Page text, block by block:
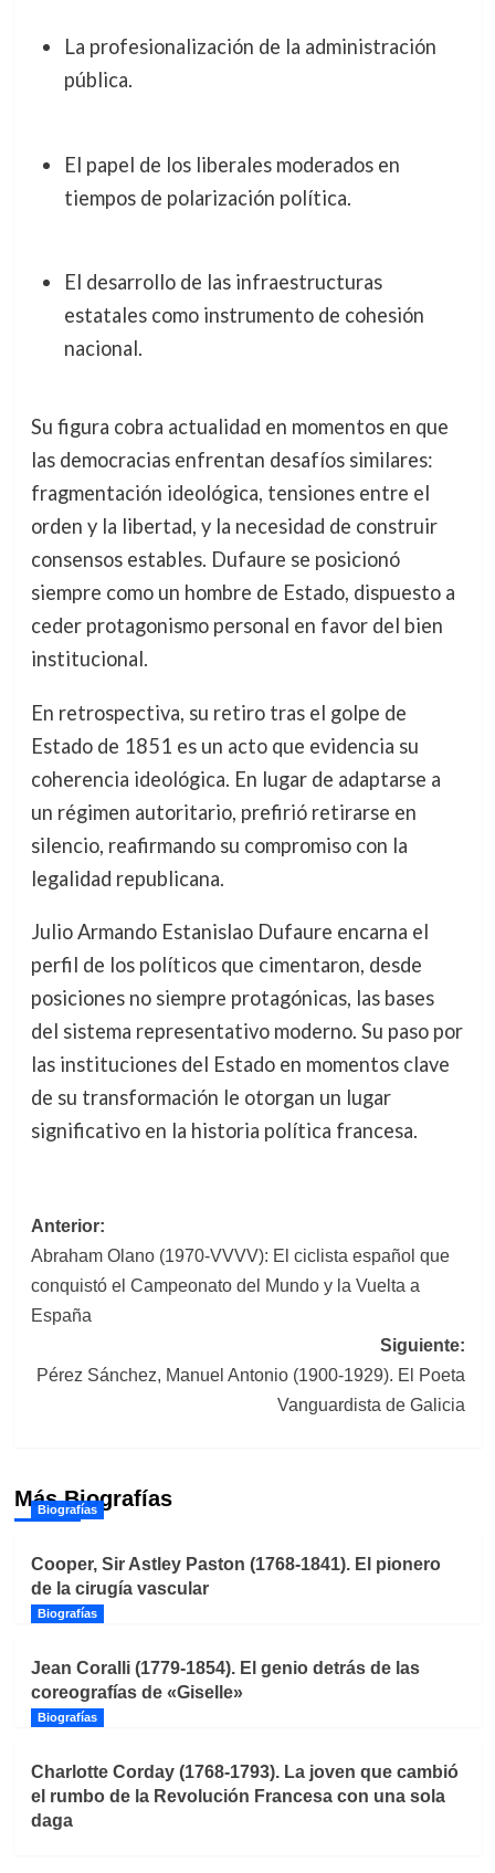
La profesionalización de la administración
pública.
El papel de los liberales moderados en
tiempos de polarización política.
El desarrollo de las infraestructuras
estatales como instrumento de cohesión
nacional.
Su figura cobra actualidad en momentos en que
las democracias enfrentan desafíos similares:
fragmentación ideológica, tensiones entre el
orden y la libertad, y la necesidad de construir
consensos estables. Dufaure se posicionó
siempre como un hombre de Estado, dispuesto a
ceder protagonismo personal en favor del bien
institucional.
En retrospectiva, su retiro tras el golpe de
Estado de 1851 es un acto que evidencia su
coherencia ideológica. En lugar de adaptarse a
un régimen autoritario, prefirió retirarse en
silencio, reafirmando su compromiso con la
legalidad republicana.
Julio Armando Estanislao Dufaure encarna el
perfil de los políticos que cimentaron, desde
posiciones no siempre protagónicas, las bases
del sistema representativo moderno. Su paso por
las instituciones del Estado en momentos clave
de su transformación le otorgan un lugar
significativo en la historia política francesa.
Navegación
de
entradas
Anterior:
Abraham Olano (1970-VVVV): El ciclista español que
conquistó el Campeonato del Mundo y la Vuelta a
España
Siguiente:
Pérez Sánchez, Manuel Antonio (1900-1929). El Poeta
Vanguardista de Galicia
Más Biografías
Biografías
Cooper, Sir Astley Paston (1768-1841). El pionero
de la cirugía vascular
Biografías
Jean Coralli (1779-1854). El genio detrás de las
coreografías de «Giselle»
Biografías
Charlotte Corday (1768-1793). La joven que cambió
el rumbo de la Revolución Francesa con una sola
daga